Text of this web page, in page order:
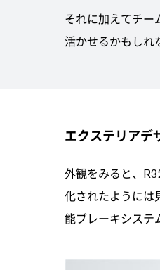
それに加えてチー
活かせるかもしれ
エクステリアデ
外観をみると、
化されたようには
能ブレーキシステ